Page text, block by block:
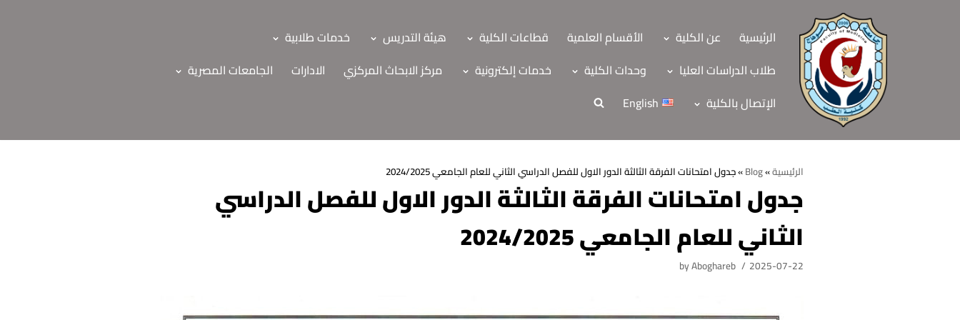
الرئيسية عن الكلية الأقسام العلمية قطاعات الكلية هيئة التدريس
خدمات طلابية
طلاب الدراسات العليا
وحدات الكلية خدمات إلكترونية مركز الابحاث المركزي الادارات
الجامعات المصرية
الإتصال بالكلية
English
الرئيسية
عن الكلية
الرؤية والرسالة
الهيكل التنظيمي
الأقسام العلمية
شئون التعليم والطلاب
هيئة التدريس
الرئيسية»
Blog
»جدول امتحانات الفرقة الثالثة الدور الاول للفصل الدراسي الثاني للعام الجامعي 2024/2025
جدول امتحانات الفرقة الثالثة الدور الاول للفصل الدراسي
الثاني للعام الجامعي 2024/2025
byAboghareb 2025-07-22